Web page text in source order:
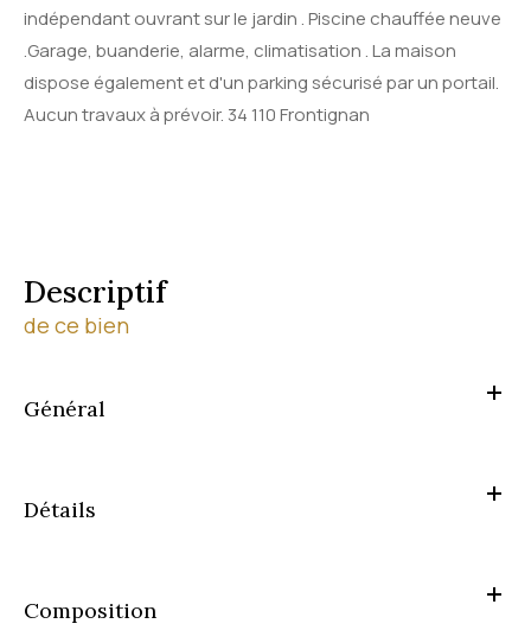
indépendant ouvrant sur le jardin . Piscine chauffée neuve
.Garage, buanderie, alarme, climatisation . La maison
dispose également et d'un parking sécurisé par un portail.
Aucun travaux à prévoir. 34 110 Frontignan
descriptif
de ce bien
Général
Détails
Composition